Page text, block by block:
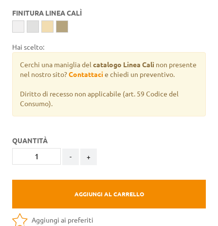
FINITURA LINEA CALÌ
Hai scelto:
Cerchi una maniglia del catalogo Linea Calì non presente
nel nostro sito?Contattacie chiedi un preventivo.
Diritto di recesso non applicabile (art. 59 Codice del
Consumo).
QUANTITÀ
- +
AGGIUNGI AL CARRELLO
Aggiungi ai preferiti